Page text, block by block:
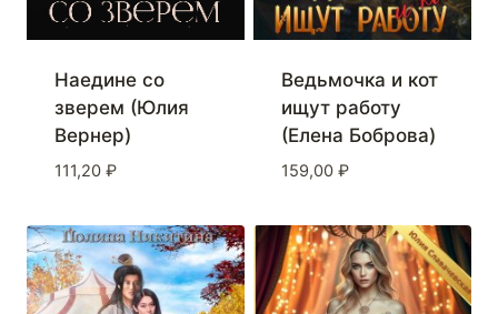
Наедине со
зверем (Юлия
Вернер)
111,20 ₽
Ведьмочка и кот
ищут работу
(Елена Боброва)
159,00 ₽